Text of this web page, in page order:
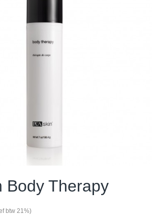
Body Therapy
btw 21%)